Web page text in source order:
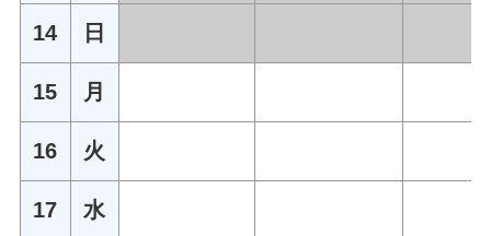
14 日
15 月
16 火
17 水